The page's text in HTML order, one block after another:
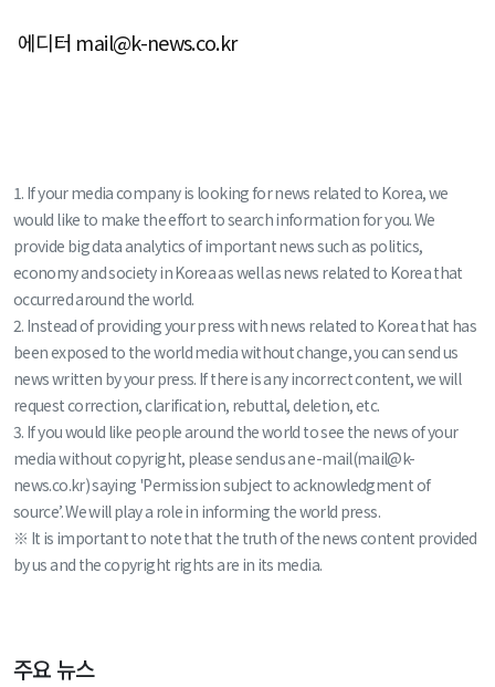
에디터 mail@k-news.co.kr
1. If your media company is looking for news related to Korea, we
would like to make the effort to search information for you. We
provide big data analytics of important news such as politics,
economy and society in Korea as well as news related to Korea that
occurred around the world.
2. Instead of providing your press with news related to Korea that has
been exposed to the world media without change, you can send us
news written by your press. If there is any incorrect content, we will
request correction, clarification, rebuttal, deletion, etc.
3. If you would like people around the world to see the news of your
media without copyright, please send us an e-mail(mail@k-
news.co.kr) saying 'Permission subject to acknowledgment of
source’. We will play a role in informing the world press.
※ It is important to note that the truth of the news content provided
by us and the copyright rights are in its media.
주요 뉴스